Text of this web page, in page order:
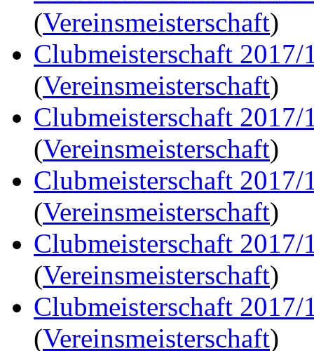
(Vereinsmeisterschaft)
Clubmeisterschaft 2017/
(Vereinsmeisterschaft)
Clubmeisterschaft 2017/
(Vereinsmeisterschaft)
Clubmeisterschaft 2017/
(Vereinsmeisterschaft)
Clubmeisterschaft 2017/
(Vereinsmeisterschaft)
Clubmeisterschaft 2017/
(Vereinsmeisterschaft)